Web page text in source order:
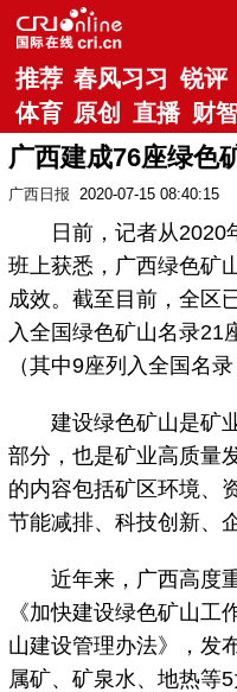
推荐 春风习习 锐评
体育 原创 直播 财
广西建成76座绿色
广西日报 2020-07-15 08:40:15
日前，记者从2020年
班上获悉，广西绿色矿
成效。截至目前，全区
入全国绿色矿山名录21
（其中9座列入全国名
建设绿色矿山是矿业
部分，也是矿业高质量
的内容包括矿区环境、
节能减排、科技创新、
近年来，广西高度重
《加快建设绿色矿山
山建设管理办法》，发
属矿、矿泉水、地热等